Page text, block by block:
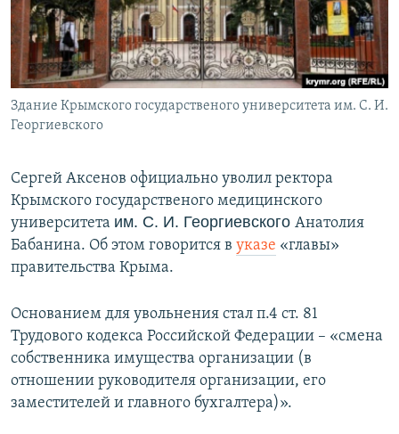
ПОБЕДИТЕЛЕЙ НЕ СУДЯТ?
КРЫМ.НЕПОКОРЕННЫЙ
ELIFBE
УКРАИНСКАЯ ПРОБЛЕМА КРЫМА
ПРИСОЕДИНЯЙТЕСЬ!
Все сайты RFE/RL
Здание Крымского государственого университета им. С. И.
Георгиевского
Сергей Аксенов официально уволил ректора
Крымского государственого медицинского
университета им. С. И. Георгиевского Анатолия
Бабанина. Об этом говорится в указе «главы»
правительства Крыма.
Основанием для увольнения стал п.4 ст. 81
Трудового кодекса Российской Федерации – «смена
собственника имущества организации (в
отношении руководителя организации, его
заместителей и главного бухгалтера)».